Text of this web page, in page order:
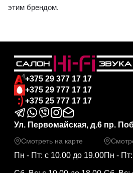
этим брендом.
+375 29 377 17 17
+375 29 777 17 17
+375 25 777 17 17
Ул. Первомайская, д.6
Смотреть на карте
Пн - Пт: с 10.00 до 19.00
пр.
Пн -